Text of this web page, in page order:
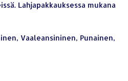
Lahjapakkauksessa mukana
Vaaleansininen, Punainen,